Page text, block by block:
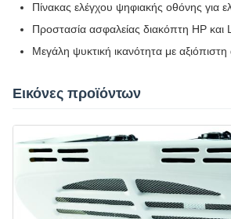
Πίνακας ελέγχου ψηφιακής οθόνης για
Προστασία ασφαλείας διακόπτη HP και
Μεγάλη ψυκτική ικανότητα με
Εικόνες προϊόντων